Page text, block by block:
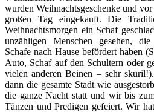
wurden Weihnachtsgeschenke und
großen Tag eingekauft. Die
Weihnachtsmorgen ein Schaf
unzähligen Menschen gesehen,
Schafe nach Hause befördert haben
Auto, Schaf auf den Schultern oder
vielen anderen Beinen – sehr
dann die gesamte Stadt wie
die ganze Nacht statt und wir bis
Tänzen und Predigen gefeiert. Wir